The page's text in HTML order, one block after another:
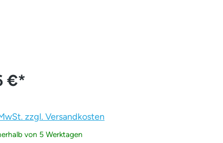
€*
zzgl. Versandkosten
von 5 Werktagen